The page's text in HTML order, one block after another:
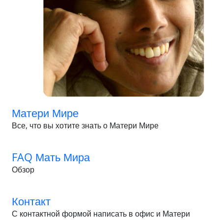
Матери Мире
Все, что вы хотите знать о Матери Мире
FAQ Мать Мира
Обзор
Контакт
С контактной формой написать в офис и Матери